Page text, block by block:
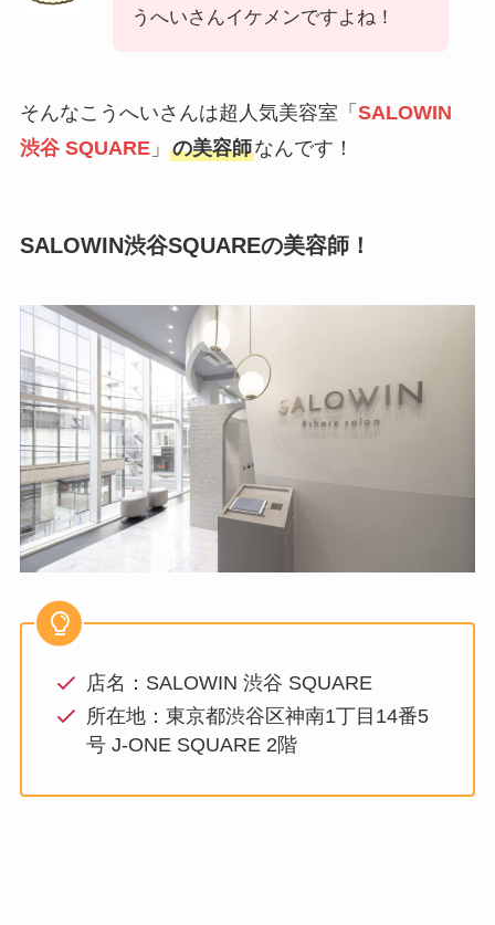
うへいさんイケメンですよね！
そんなこうへいさんは超人気美容室「 SALOWIN
渋谷 SQUARE」 の美容師なんです！
SALOWIN渋谷SQUAREの美容師！
店名：SALOWIN 渋谷 SQUARE
所在地：東京都渋谷区神南1丁目14番5
号 J-ONE SQUARE 2階